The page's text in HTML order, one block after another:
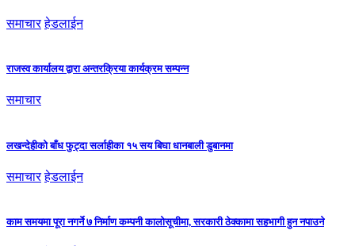
समाचार हेडलाईन
राजस्व कार्यालय द्वारा अन्तरक्रिया कार्यक्रम सम्पन्न
समाचार
लखन्देहीको बाँध फुट्दा सर्लाहीका १५ सय बिघा धानबाली डुबानमा
समाचार हेडलाईन
काम समयमा पूरा नगर्ने ७ निर्माण कम्पनी कालोसूचीमा, सरकारी ठेक्कामा सहभागी हुन नपाउने